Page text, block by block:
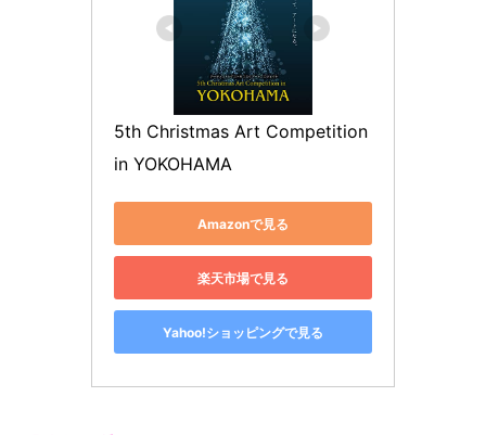
5th Christmas Art Competition
in YOKOHAMA
Amazonで見る
楽天市場で見る
Yahoo!ショッピングで見る